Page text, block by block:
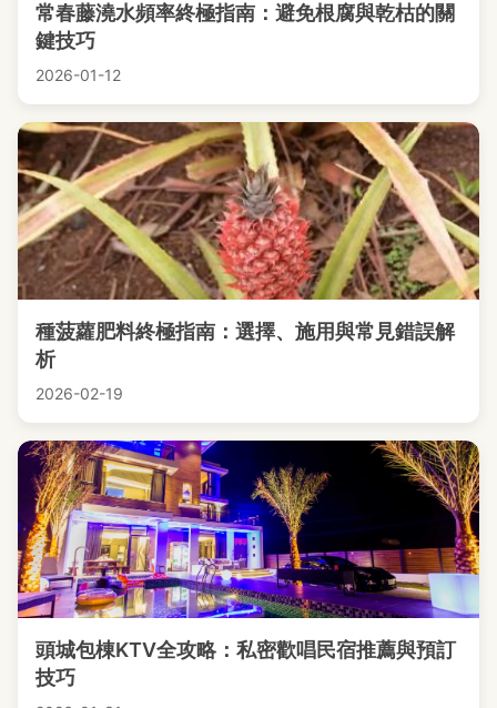
常春藤澆水頻率終極指南：避免根腐與乾枯的關
鍵技巧
2026-01-12
種菠蘿肥料終極指南：選擇、施用與常見錯誤解
析
2026-02-19
頭城包棟KTV全攻略：私密歡唱民宿推薦與預訂
技巧